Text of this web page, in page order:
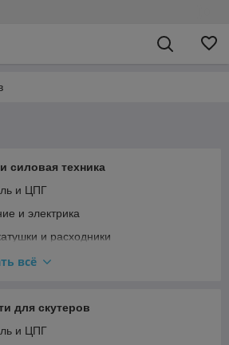
силовая техника
и ЦПГ
и электрика
и расходники
и прокладки
и сцепление
всё
для скутеров
и ЦПГ